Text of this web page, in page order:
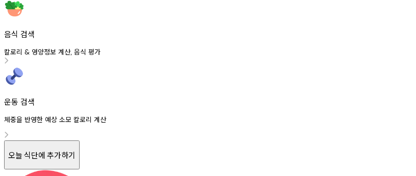
음식 검색
칼로리 & 영양정보 계산, 음식 평가
운동 검색
체중을 반영한 예상 소모 칼로리 계산
오늘 식단에 추가하기